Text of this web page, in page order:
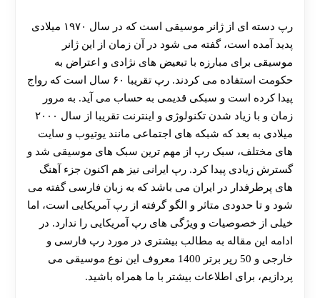
رپ دسته ای از ژانر موسیقی است که در سال ۱۹۷۰ میلادی
پدید آمده است، گفته می شود در آن زمان از این ژانر
موسیقی برای مبارزه با تبعیض های نژادی و اعتراض به
حکومت استفاده می کردند. رپ تقریبا ۶۰ سال است که رواج
پیدا کرده است و سبکی قدیمی به حساب می آید. به مرور
زمان و با زیاد شدن تکنولوژی و اینترنت تقریبا از سال ۲۰۰۰
میلادی به بعد که شبکه های اجتماعی مانند یوتیوب و سایت
های مختلف، سبک رپ از مهم ترین سبک های موسیقی شد و
گسترش زیادی پیدا کرد. رپ ایرانی نیز هم اکنون جزء آهنگ
های پرطرفدار در ایران می باشد که به زبان فارسی گفته می
شود و تا حدودی متاثر و الگو گرفته از رپ آمریکایی است، اما
خیلی از خصوصیات و ویژگی های رپ آمریکایی را ندارد. در
ادامه این مقاله به مطالب بیشتری در مورد رپ فارسی و
خارجی و 50 رپر برتر 1400 معروف این نوع موسیقی می
پردازیم، برای اطلاعات بیشتر با ما همراه باشید.